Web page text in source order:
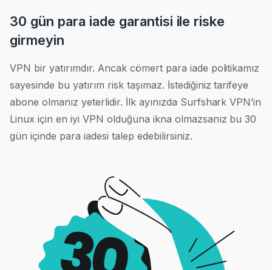
30 gün para iade garantisi ile riske
girmeyin
VPN bir yatırımdır. Ancak cömert para iade politikamız
sayesinde bu yatırım risk taşımaz. İstediğiniz tarifeye
abone olmanız yeterlidir. İlk ayınızda Surfshark VPN’in
Linux için en iyi VPN olduğuna ikna olmazsanız bu 30
gün içinde para iadesi talep edebilirsiniz.